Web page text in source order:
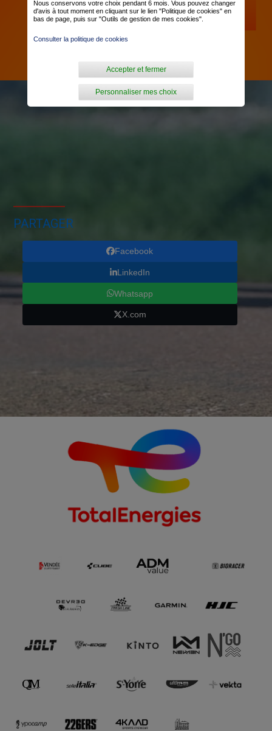
PARTAGER
Facebook
LinkedIn
Whatsapp
X.com
Nous conservons votre choix pendant 6 mois. Vous pouvez changer
d'avis à tout moment en cliquant sur le lien "Politique de cookies" en
bas de page, puis sur "Outils de gestion de mes cookies".
Consulter la politique de cookies
Personnaliser mes choix
Accepter et fermer